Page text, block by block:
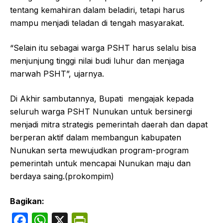
tentang kemahiran dalam beladiri, tetapi harus
mampu menjadi teladan di tengah masyarakat.
“Selain itu sebagai warga PSHT harus selalu bisa
menjunjung tinggi nilai budi luhur dan menjaga
marwah PSHT”, ujarnya.
Di Akhir sambutannya, Bupati mengajak kepada
seluruh warga PSHT Nunukan untuk bersinergi
menjadi mitra strategis pemerintah daerah dan dapat
berperan aktif dalam membangun kabupaten
Nunukan serta mewujudkan program-program
pemerintah untuk mencapai Nunukan maju dan
berdaya saing.(prokompim)
Bagikan: